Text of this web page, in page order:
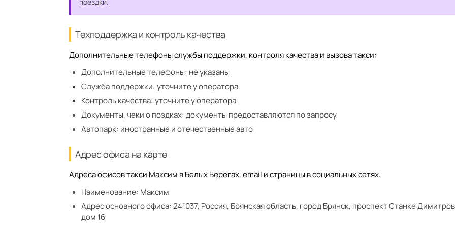
Техподдержка и контроль качества
Дополнительные телефоны службы поддержки, контроля качества и вызова такси:
Дополнительные телефоны: не указаны
Служба поддержки: уточните у оператора
Контроль качества: уточните у оператора
Документы, чеки о поздках: документы предоставляются по запросу
Автопарк: иностранные и отечественные авто
Адрес офиса на карте
Адреса офисов такси Максим в Белых Берегах, email и страницы в социальных сетях:
Наименование: Максим
Адрес основного офиса: 241037, Россия, Брянская область, город Брянск, проспект Станке
дом 16